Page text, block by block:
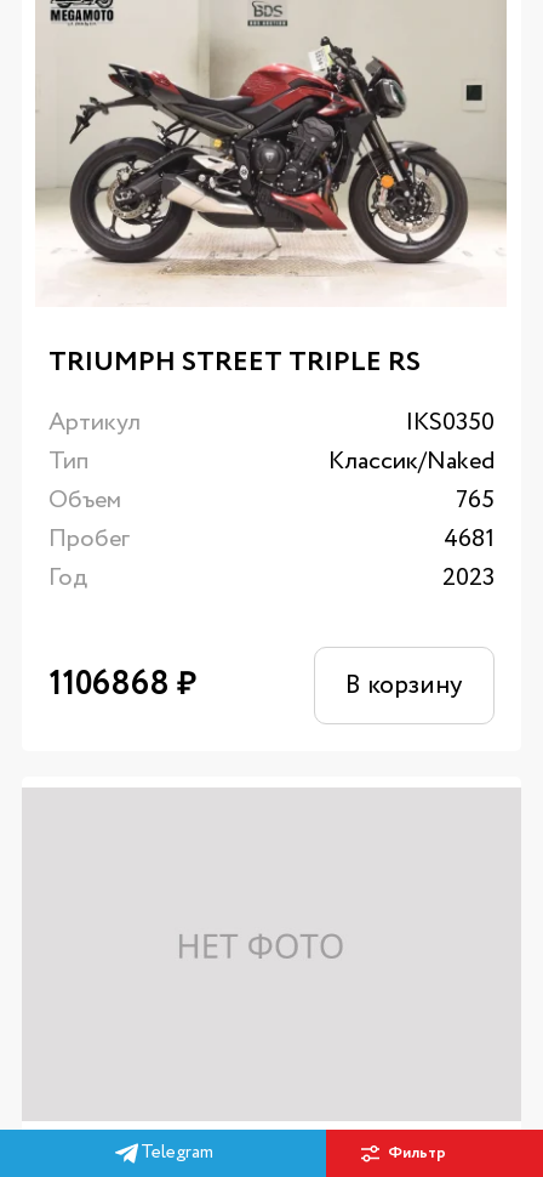
TRIUMPH STREET TRIPLE RS
Артикул
IKS0350
Тип
Классик/Naked
Объем
765
Пробег
4681
Год
2023
1106868 ₽ В корзину
Telegram Фильтр